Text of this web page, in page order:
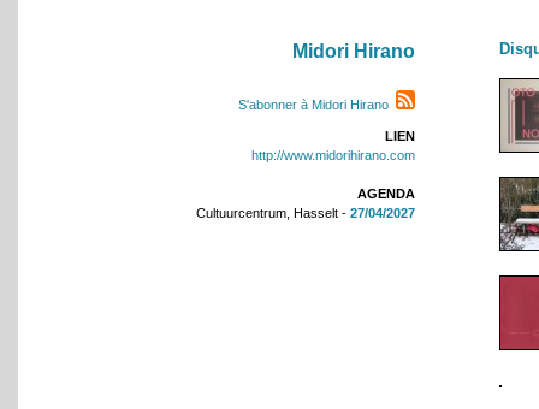
Midori Hirano
S'abonner à Midori Hirano
LIEN
http://www.midorihirano.com
AGENDA
Cultuurcentrum, Hasselt - 27/04/2027